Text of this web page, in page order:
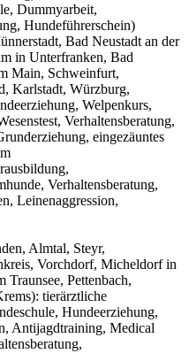
Dummyarbeit,
Hundeführerschein)
Bad Neustadt an der
in Unterfranken, Bad
Main, Schweinfurt,
Karlstadt, Würzburg,
Welpenkurs,
Verhaltensberatung,
eingezäuntes
Verhaltensberatung,
Leinenaggression,
Almtal, Steyr,
Vorchdorf, Micheldorf in
Traunsee, Pettenbach,
tierärztliche
Hundeerziehung,
Antijagdtraining, Medical